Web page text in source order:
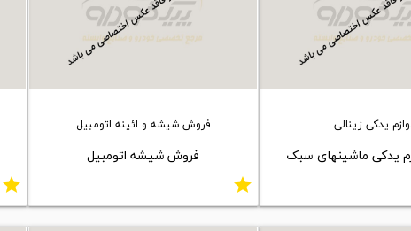
یدکی زینالی
یدکی ماشینهای سبک
فروش شیشه و ائینه اتومبیل
فروش شیشه اتومبیل
star
star